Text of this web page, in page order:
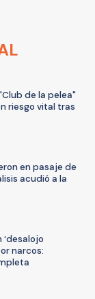
de la pelea"
riesgo vital tras
en pasaje de
acudió a la
narcos: